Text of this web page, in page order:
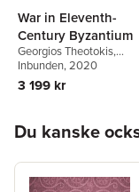
War in Eleventh-
Century Byzantium
Georgios Theotokis,
Marek Meško
Inbunden, 2020
3 199 kr
Du kanske